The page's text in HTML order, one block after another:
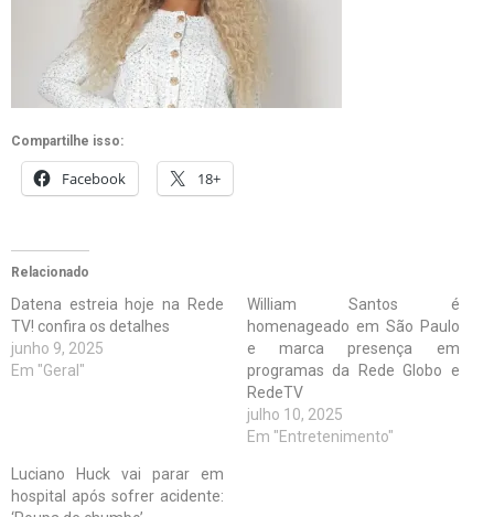
Compartilhe isso:
Facebook 18+
Relacionado
Datena estreia hoje na Rede
TV! confira os detalhes
junho 9, 2025
Em "Geral"
William Santos é
homenageado em São Paulo
e marca presença em
programas da Rede Globo e
RedeTV
julho 10, 2025
Em "Entretenimento"
Luciano Huck vai parar em
hospital após sofrer acidente: